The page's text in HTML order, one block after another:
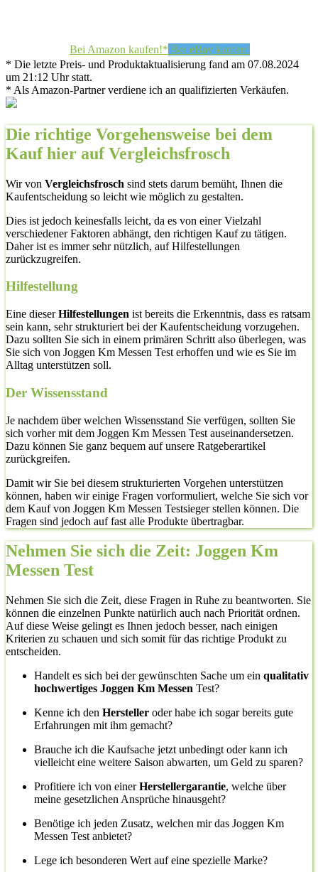
Bei Amazon kaufen!* Bei eBay kaufen!
* Die letzte Preis- und Produktaktualisierung fand am 07.08.2024
um 21:12 Uhr statt.
* Als Amazon-Partner verdiene ich an qualifizierten Verkäufen.
Die richtige Vorgehensweise bei dem
Kauf hier auf Vergleichsfrosch
Wir von Vergleichsfrosch sind stets darum bemüht, Ihnen die
Kaufentscheidung so leicht wie möglich zu gestalten.
Dies ist jedoch keinesfalls leicht, da es von einer Vielzahl
verschiedener Faktoren abhängt, den richtigen Kauf zu tätigen.
Daher ist es immer sehr nützlich, auf Hilfestellungen
zurückzugreifen.
Hilfestellung
Eine dieserHilfestellungen ist bereits die Erkenntnis, dass es ratsam
sein kann, sehr strukturiert bei der Kaufentscheidung vorzugehen.
Dazu sollten Sie sich in einem primären Schritt also überlegen, was
Sie sich von Joggen Km Messen Test erhoffen und wie es Sie im
Alltag unterstützen soll.
Der Wissensstand
Je nachdem über welchen Wissensstand Sie verfügen, sollten Sie
sich vorher mit dem Joggen Km Messen Test auseinandersetzen.
Dazu können Sie ganz bequem auf unsere Ratgeberartikel
zurückgreifen.
Damit wir Sie bei diesem strukturierten Vorgehen unterstützen
können, haben wir einige Fragen vorformuliert, welche Sie sich vor
dem Kauf von Joggen Km Messen Testsieger stellen können. Die
Fragen sind jedoch auf fast alle Produkte übertragbar.
Nehmen Sie sich die Zeit: Joggen Km
Messen Test
Nehmen Sie sich die Zeit, diese Fragen in Ruhe zu beantworten. Sie
können die einzelnen Punkte natürlich auch nach Priorität ordnen.
Auf diese Weise gelingt es Ihnen jedoch besser, nach einigen
Kriterien zu schauen und sich somit für das richtige Produkt zu
entscheiden.
Handelt es sich bei der gewünschten Sache um ein qualitativ
hochwertiges Joggen Km Messen Test?
Kenne ich den Hersteller oder habe ich sogar bereits gute
Erfahrungen mit ihm gemacht?
Brauche ich die Kaufsache jetzt unbedingt oder kann ich
vielleicht eine weitere Saison abwarten, um Geld zu sparen?
Profitiere ich von einerHerstellergarantie, welche über
meine gesetzlichen Ansprüche hinausgeht?
Benötige ich jeden Zusatz, welchen mir das Joggen Km
Messen Test anbietet?
Lege ich besonderen Wert auf eine spezielle Marke?